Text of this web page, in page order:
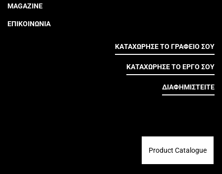
MAGAZINE
ΕΠΙΚΟΙΝΩΝΙΑ
ΚΑΤΑΧΩΡΗΣΕ ΤΟ ΓΡΑΦΕΙΟ ΣΟΥ
ΚΑΤΑΧΩΡΗΣΕ ΤΟ ΕΡΓΟ ΣΟΥ
ΔΙΑΦΗΜΙΣΤΕΙΤΕ
Product Catalogue